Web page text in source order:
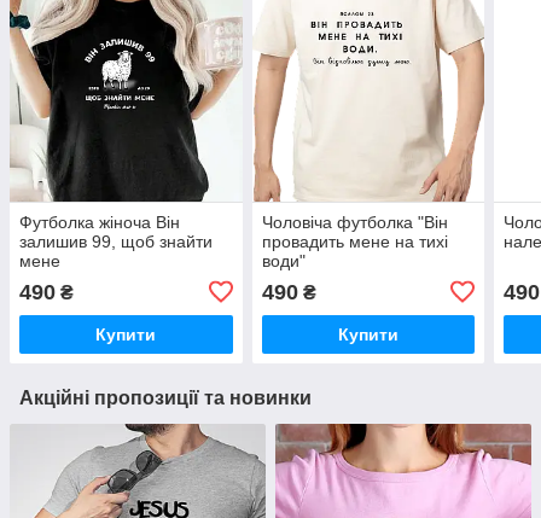
Футболка жіноча Він
залишив 99, щоб знайти
мене
490 ₴
Купити
Чоловіча футболка "Він
провадить мене на тихі
води"
490₴
Купити
490
Акційні пропозиції та новинки